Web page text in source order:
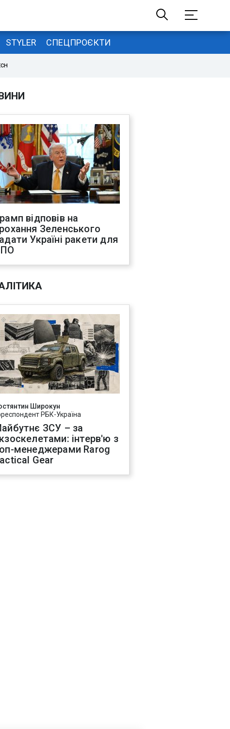
STYLER СПЕЦПРОЄКТИ
відповів на
Зеленського
Україні ракети для
Широкун
РБК-Україна
ЗСУ – за
інтерв'ю з
менеджерами Rarog
Gear